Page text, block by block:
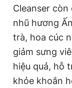
Cleanser
nhũ hương
trà, hoa cúc
giảm sưng
hiệu quả, hỗ
khỏe khoắn